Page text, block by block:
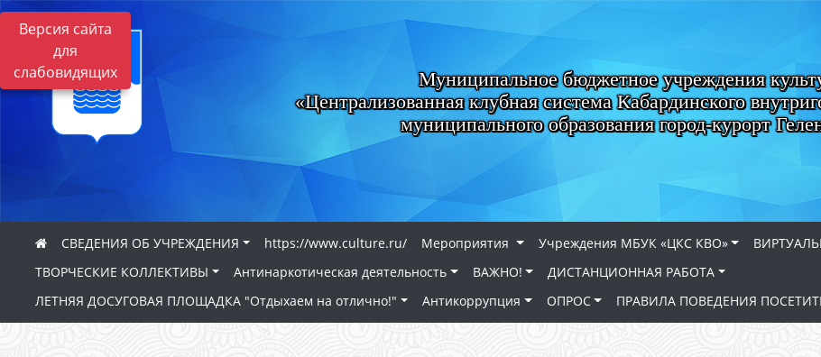
Версия сайта
для
слабовидящих
Муниципальное бюджетное учреждения
«Централизованная клубная система Кабардинского
муниципального образования город-курорт
СВЕДЕНИЯ ОБ УЧРЕЖДЕНИЯ https://www.culture.ru/ Мероприятия Учреждения МБУК «ЦКС КВО»
ТВОРЧЕСКИЕ КОЛЛЕКТИВЫ
Антинаркотическая деятельность ВАЖНО!
ДИСТАНЦИОННАЯ РАБОТА
ЛЕТНЯЯ ДОСУГОВАЯ ПЛОЩАДКА "Отдыхаем на отлично!"
Антикоррупция ОПРОС ПРАВИЛА ПОВЕДЕНИЯ